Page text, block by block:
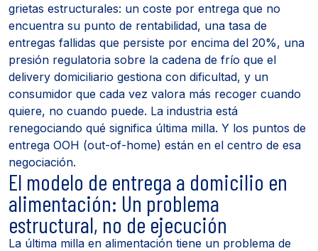
grietas estructurales: un coste por entrega que no
encuentra su punto de rentabilidad, una tasa de
entregas fallidas que persiste por encima del 20%, una
presión regulatoria sobre la cadena de frío que el
delivery domiciliario gestiona con dificultad, y un
consumidor que cada vez valora más recoger cuando
quiere, no cuando puede. La industria está
renegociando qué significa última milla. Y los puntos de
entrega OOH (out-of-home) están en el centro de esa
negociación.
El modelo de entrega a domicilio en
alimentación: Un problema
estructural, no de ejecución
La última milla en alimentación tiene un problema de